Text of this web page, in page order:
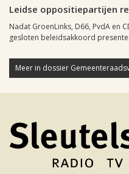
Leidse oppositiepartijen
Nadat GroenLinks, D66, PvdA en
gesloten beleidsakkoord
Meer in dossier